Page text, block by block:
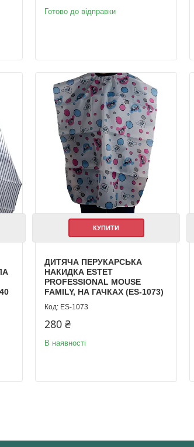
Готово до відправки
КУПИТИ
ДИТЯЧА ПЕРУКАРСЬКА
НАКИДКА ESTET
PROFESSIONAL MOUSE
FAMILY, НА ГАЧКАХ (ES-1073)
ES-1073
280 ₴
В наявності